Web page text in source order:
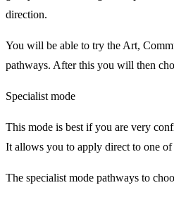
direction.
You will be able to try the Art,
pathways. After this you will then
Specialist mode
This mode is best if you are very
It allows you to apply direct to one of
The specialist mode pathways to